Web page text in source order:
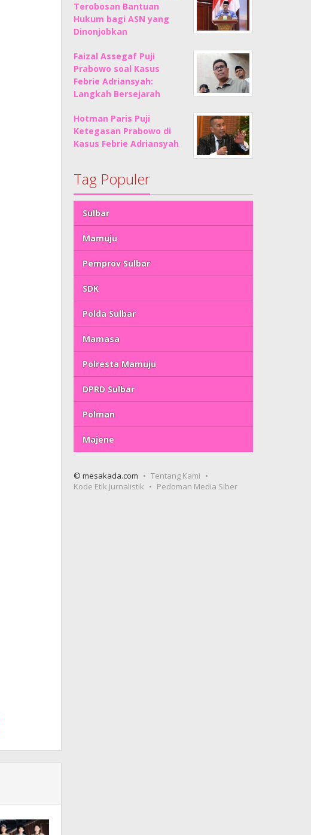
Terobosan Bantuan
Hukum bagi ASN yang
Dinonjobkan
Faizal Assegaf Puji
Prabowo soal Kasus
Febrie Adriansyah:
Langkah Bersejarah
Hotman Paris Puji
Ketegasan Prabowo di
Kasus Febrie Adriansyah
Tag Populer
Sulbar
Mamuju
Pemprov Sulbar
SDK
Polda Sulbar
Mamasa
Polresta Mamuju
DPRD Sulbar
Polman
Majene
© mesakada.com
Tentang Kami
Kode Etik Jurnalistik
Pedoman Media Siber